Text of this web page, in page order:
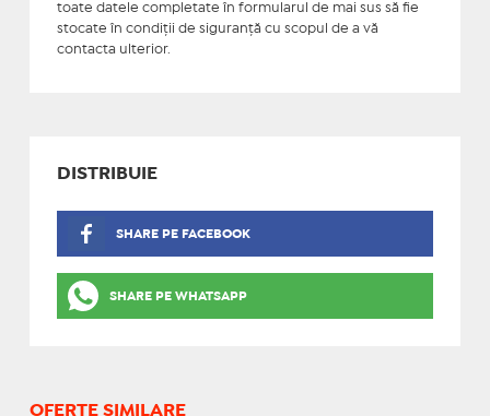
toate datele completate în formularul de mai sus să fie
stocate în condiţii de siguranţă cu scopul de a vă
contacta ulterior.
DISTRIBUIE
SHARE PE FACEBOOK
SHARE PE WHATSAPP
OFERTE SIMILARE